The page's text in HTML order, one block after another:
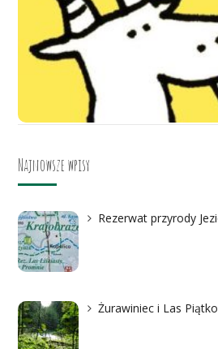
Najnowsze wpisy
Rezerwat przyrody
Żurawiniec i Las